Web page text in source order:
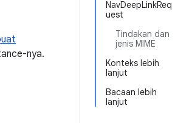
NavDeepLinkReq
uest
Tindakan dan
jenis MIME
Konteks lebih
lanjut
Bacaan lebih
lanjut
nya.